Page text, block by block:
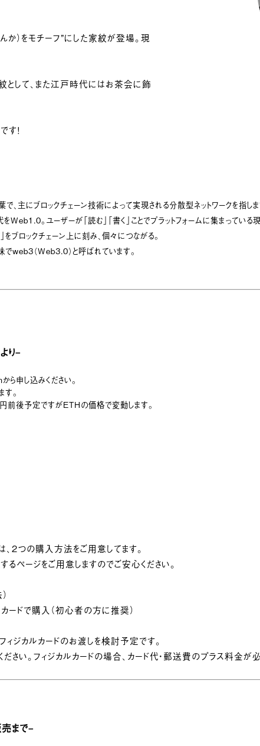
か）をモチーフ”にした家紋が登場。現
として、また江戸時代にはお茶会に飾
！
、主にブロックチェーン技術によって実現される分散型ネットワークを指し
をWeb1.0。ユーザーが「読む」「書く」ことでプラットフォームに集まってい
をブロックチェーン上に刻み、個々につながる。
でweb3（Web3.0）と呼ばれています。
り–
申し込みください。
。
前後予定ですがETHの価格で変動します。
2つの購入方法をご用意してます。
ページをご用意しますのでご安心ください。
ードで購入（初心者の方に推奨）
ィジカルカードのお渡しを検討予定です。
い。フィジカルカードの場合、カード代・郵送費のプラス料金が
まで–